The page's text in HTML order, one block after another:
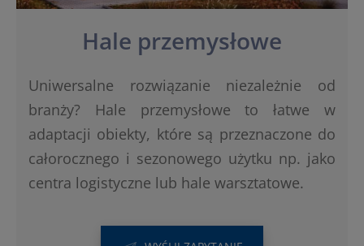
Hale przemysłowe
Uniwersalne rozwiązanie niezależnie od
branży? Hale przemysłowe to łatwe w
adaptacji obiekty, które są przeznaczone do
całorocznego i sezonowego użytku np. jako
centra logistyczne lub hale warsztatowe.